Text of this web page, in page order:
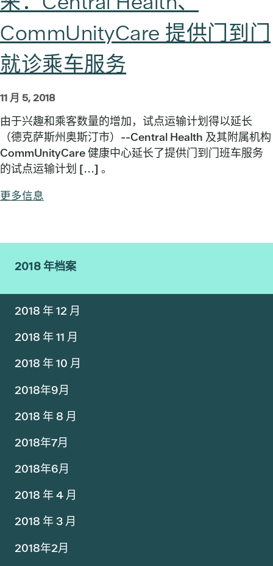
CommUnityCare 提供门到门
就诊乘车服务
11 月 5, 2018
由于兴趣和乘客数量的增加，试点运输计划得以延长
（德克萨斯州奥斯汀市）--Central Health 及其附属机构
CommUnityCare 健康中心延长了提供门到门班车服务
的试点运输计划 [...] 。
更多信息
2018 年档案
2018 年 12 月
2018 年 11 月
2018 年 10 月
2018年9月
2018 年 8 月
2018年7月
2018年6月
2018 年 4 月
2018 年 3 月
2018年2月